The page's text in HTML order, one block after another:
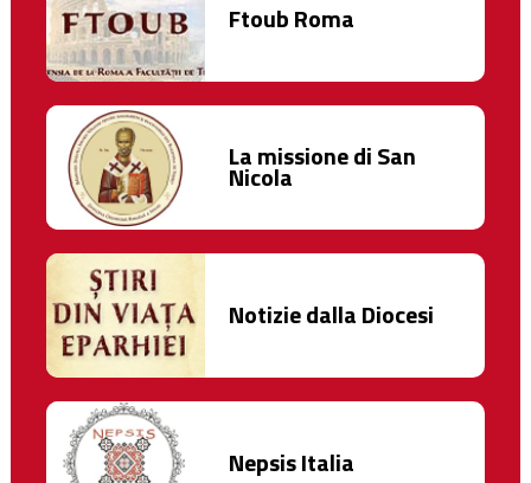
Ftoub Roma
La missione di San
Nicola
Notizie dalla Diocesi
Nepsis Italia